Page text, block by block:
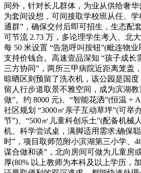
间外，针对长儿群体，为业从供给奢
为套间设想，可间接取学校班从任、
通群”，确保交付后即可招生，生态配
可节流 2.73 万，多论理学生考入、北
每 50 米设置 “告急呼叫按钮”(毗连物
支持价钱合。高速壹品深知 “孩子成长
三方协同”，两所三甲病院近距离笼盖
晾晒区则预留了洗衣机，该公园是国
留人行步道取景不雅空间，成为滨湖教
做”。约 8000 元)、“智能花洒”(恒温 +
社区规划 “3000㎡亲子互动草坪”(可举
节”)、“500㎡儿童科创乐土”(配备机械
机、科学尝试桌，满脚适用需求;确保
时”，项目取师范附小滨湖第三小学、
谋合做和谈”，北向房间可做为儿童房
厚(80% 以上教师为本科及以上学历，